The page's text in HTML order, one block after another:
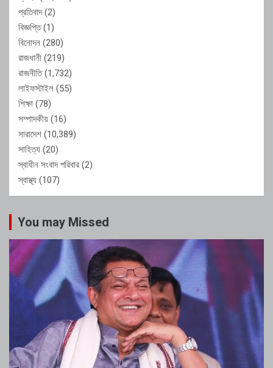
প্রতিবাদ(2)
বিজ্ঞপ্তি(1)
বিনোদন (280)
রাজধানী (219)
রাজনীতি(1,732)
লাইফস্টাইল (55)
শিক্ষা (78)
সম্পাদকীয় (16)
সারাদেশ (10,389)
সাহিত্য (20)
স্বাধীন সংবাদ পরিবার (2)
স্বাস্থ্য (107)
You may Missed